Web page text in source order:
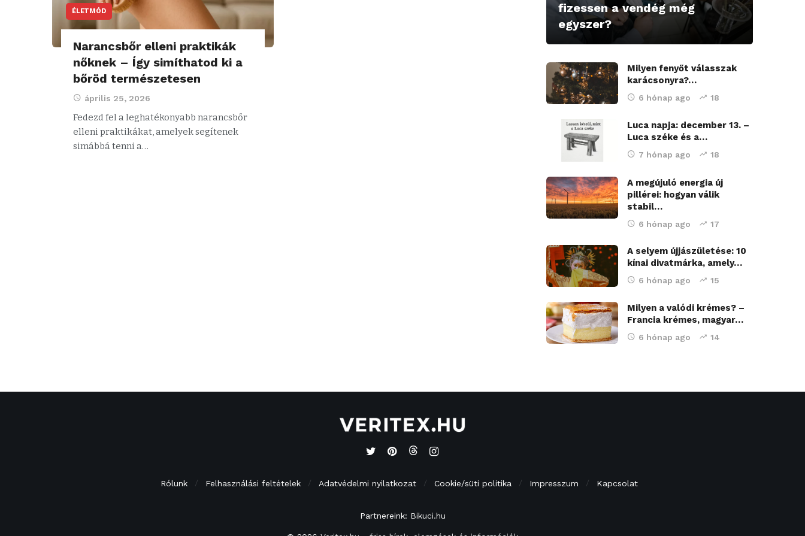
ÉLETMÓD
Narancsbőr elleni praktikák
nőknek – Így simíthatod ki a
bőröd természetesen
április 25, 2026
Fedezd fel a leghatékonyabb narancsbőr
elleni praktikákat, amelyek segítenek
simábbá tenni a…
fizessen a vendég még
egyszer?
Milyen fenyőt válasszak
karácsonyra?…
6 hónap ago 18
Luca napja: december 13. –
Luca széke és a…
7 hónap ago 18
A megújuló energia új
pillérei: hogyan válik
stabil…
6 hónap ago 17
A selyem újjászületése: 10
kínai divatmárka, amely…
6 hónap ago 15
Milyen a valódi krémes? –
Francia krémes, magyar…
6 hónap ago 14
Rólunk Felhasználási feltételek Adatvédelmi nyilatkozat Cookie/süti politika Impresszum Kapcsolat
Partnereink: Bikuci.hu